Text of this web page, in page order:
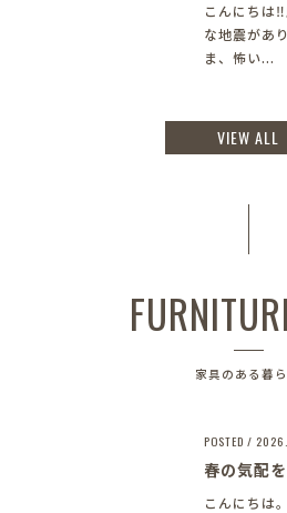
こんにちは
な地震があ
ま、怖い...
VIEW ALL
家具のある暮
POSTED /
春の気配
こんにちは